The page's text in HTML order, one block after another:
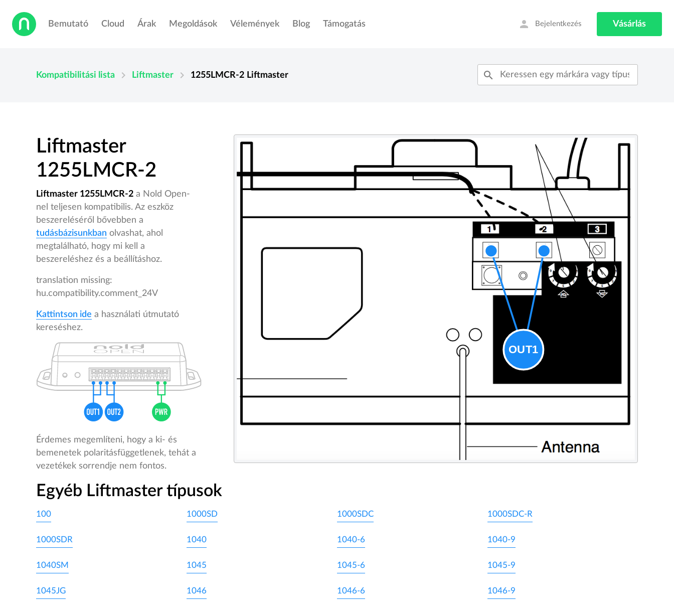
Bemutató Cloud Árak Megoldások Vélemények Blog Támogatás person Bejelentkezés Vásárlás
Kompatibilitási lista chevron_right Liftmaster chevron_right 1255LMCR-2 Liftmaster search
Liftmaster
1255LMCR-2
Liftmaster 1255LMCR-2 a Nold Open-
nel teljesen kompatibilis. Az eszköz
beszereléséről bővebben a
tudásbázisunkban olvashat, ahol
megtalálható, hogy mi kell a
beszereléshez és a beállításhoz.
translation missing:
hu.compatibility.comment_24V
Kattintson ide a használati útmutató
kereséshez.
Érdemes megemlíteni, hogy a ki- és
bemenetek polaritásfüggetlenek, tehát a
vezetékek sorrendje nem fontos.
Egyéb Liftmaster típusok
100 1000SD 1000SDC 1000SDC-R
1000SDR 1040 1040-6 1040-9
1040SM 1045 1045-6 1045-9
1045JG 1046 1046-6 1046-9